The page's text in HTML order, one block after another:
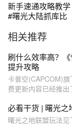
新手速通攻略教
#曙光大陆抓库比
相关推荐
刷什么效率高？
提升攻略
卡普空(CAPCOM)
费更新内容已经推
必看干货 | 曙光之
曙光之地联盟玩法见